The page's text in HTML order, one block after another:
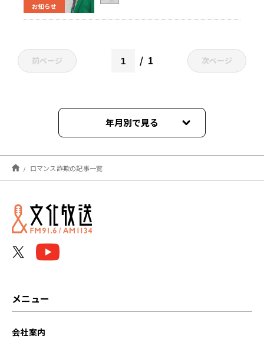
お知らせ
前ページ 1 次ページ
年月別で見る
2023年01月
ロマンス詐欺の記事一覧
メニュー
会社案内